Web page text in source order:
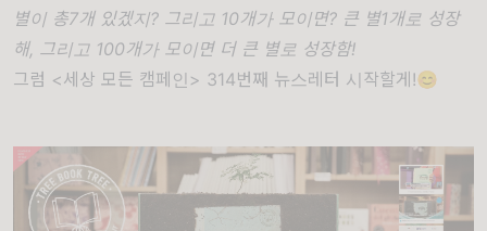
별이 총7개 있겠지? 그리고 10개가 모이면? 큰 별1개로 성장
해, 그리고 100개가 모이면 더 큰 별로 성장함!
그럼 <세상 모든 캠페인> 314번째 뉴스레터 시작할게!😊